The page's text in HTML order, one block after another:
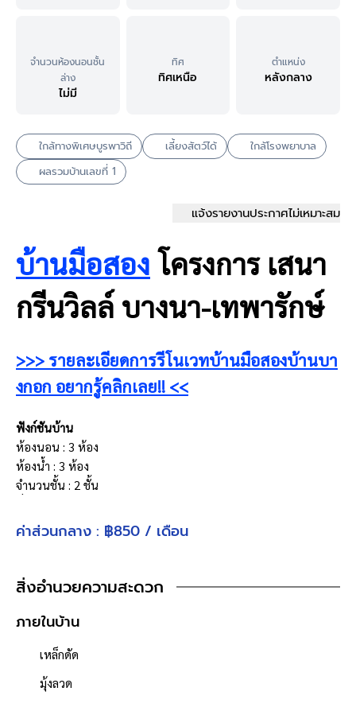
จำนวนห้องนอนชั้น
ล่าง
ไม่มี
ทิศ
ทิศเหนือ
ตำแหน่ง
หลังกลาง
ใกล้ทางพิเศษบูรพาวิถี เลี้ยงสัตว์ได้
ใกล้โรงพยาบาล
ผลรวมบ้านเลขที่ 1
แจ้งรายงานประกาศไม่เหมาะสม
บ้านมือสอง โครงการ เสนา
กรีนวิลล์ บางนา-เทพารักษ์
>>> รายละเอียดการรีโนเวทบ้านมือสองบ้านบา
งกอก อยากรู้คลิกเลย!! <<
ฟังก์ชันบ้าน
ห้องนอน : 3 ห้อง
ห้องน้ำ : 3 ห้อง
จำนวนชั้น : 2 ชั้น
เนื้อที่ 42.2 ตารางวา
โครงการได้รับอนุญาตจัดสรรถูกต้อง
โครงการตั้งอยู่บนถนนสายหลัก ได้แก่ ถนนเทพารักษ์
ผู้พัฒนาโครงการมีชื่อเสียง บริษัท เสนาดีเวลลอปเม้นท์ จำกัด
ถนนภายในโครงการกว้าง 6 เมตร เขตทาง 8 เมตร
ค่าส่วนกลาง : ฿850 / เดือน
สิ่งอำนวยความสะดวก
ภายในบ้าน
เหล็กดัด
มุ้งลวด